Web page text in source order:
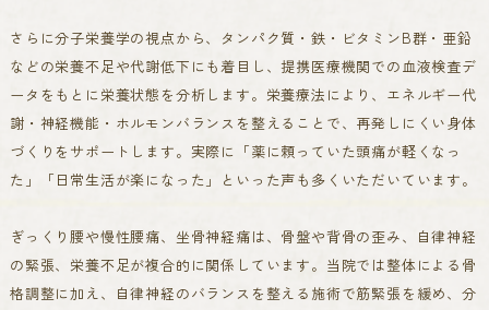
さらに分子栄養学の視点から、タンパク質・鉄・ビタミンB群・亜鉛
などの栄養不足や代謝低下にも着目し、提携医療機関での血液検査デ
ータをもとに栄養状態を分析します。 栄養療法により、エネルギー代
謝・神経機能・ホルモンバランスを整えることで、再発しにくい身体
づくりをサポートします。 実際に「薬に頼っていた頭痛が軽くなっ
た」「日常生活が楽になった」といった声も多くいただいています。
ぎっくり腰や慢性腰痛、坐骨神経痛は、骨盤や背骨の歪み、自律神経
の緊張、栄養不足が複合的に関係しています。 当院では整体による骨
格調整に加え、自律神経のバランスを整える施術で筋緊張を緩め、分